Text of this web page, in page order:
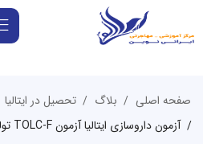
صفحه اصلی بلاگ
تحصیل در ایتالیا
آزمون داروسازی ایتالیا آزمون TOLC-F تولک اف